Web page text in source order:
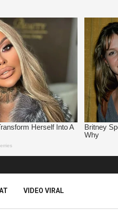
VIDEO VIRAL